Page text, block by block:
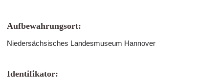
Aufbewahrungsort:
Niedersächsisches Landesmuseum Hannover
Identifikator: